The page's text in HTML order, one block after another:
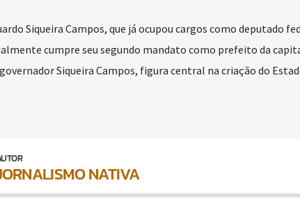
Siqueira Campos, que já ocupou cargos como deputado
cumpre seu segundo mandato como prefeito da
Siqueira Campos, figura central na criação do
NATIVA